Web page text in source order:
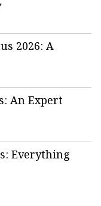
2026: A
An Expert
Everything